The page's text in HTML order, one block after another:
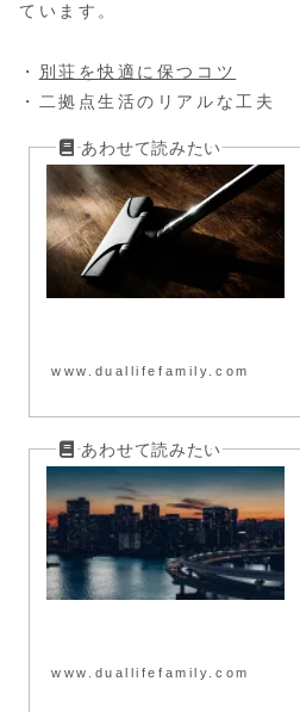
ています。
・ 別荘を快適に保つコツ
・二拠点生活のリアルな工夫
www.duallifefamily.com
www.duallifefamily.com